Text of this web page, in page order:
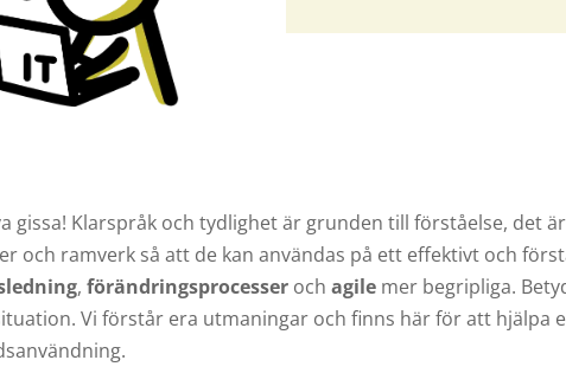
gissa! Klarspråk och tydlighet är grunden till förståelse, det
och ramverk så att de kan användas på ett effektivt och
, förändringsprocesser och agile mer begripliga.
Vi förstår era utmaningar och finns här för att hjälpa